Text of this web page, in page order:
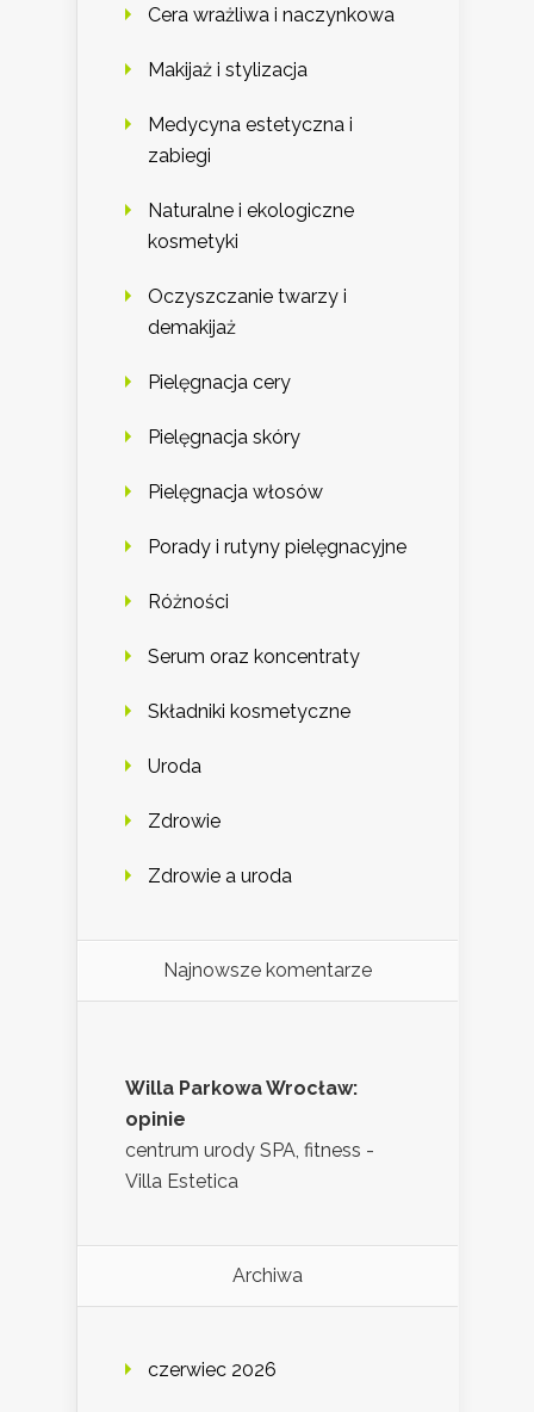
Cera wrażliwa i naczynkowa
Makijaż i stylizacja
Medycyna estetyczna i
zabiegi
Naturalne i ekologiczne
kosmetyki
Oczyszczanie twarzy i
demakijaż
Pielęgnacja cery
Pielęgnacja skóry
Pielęgnacja włosów
Porady i rutyny pielęgnacyjne
Różności
Serum oraz koncentraty
Składniki kosmetyczne
Uroda
Zdrowie
Zdrowie a uroda
Najnowsze komentarze
Willa Parkowa Wrocław:
opinie
centrum urody SPA, fitness -
Villa Estetica
Archiwa
czerwiec 2026